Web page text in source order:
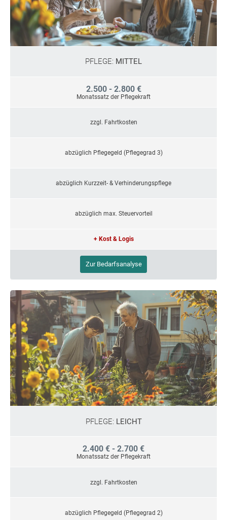
PFLEGE: MITTEL
2.500 - 2.800 €
Monatssatz der Pflegekraft
zzgl. Fahrtkosten
abzüglich Pflegegeld (Pflegegrad 3)
abzüglich Kurzzeit- & Verhinderungspflege
abzüglich max. Steuervorteil
+ Kost & Logis
Zur Bedarfsanalyse
PFLEGE: LEICHT
2.400 € - 2.700 €
Monatssatz der Pflegekraft
zzgl. Fahrtkosten
abzüglich Pflegegeld (Pflegegrad 2)